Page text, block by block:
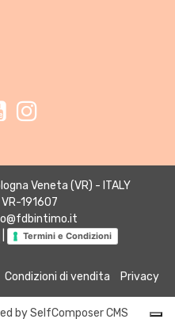
Veneta (VR) - ITALY
VR-191607
Termini e Condizioni
Condizioni di vendita Privacy
by SelfComposer CMS